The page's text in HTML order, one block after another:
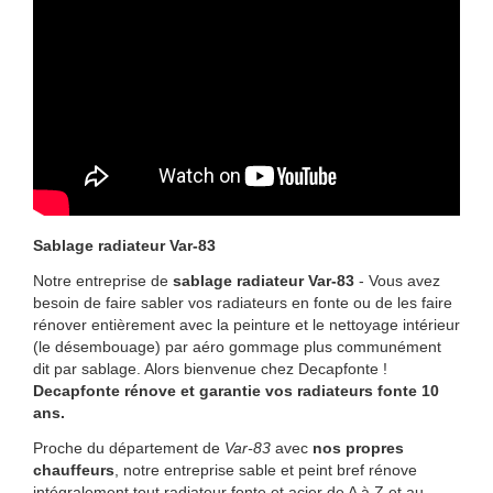
Sablage radiateur Var-83
Notre entreprise de sablage radiateur Var-83 - Vous avez
besoin de faire sabler vos radiateurs en fonte ou de les faire
rénover entièrement avec la peinture et le nettoyage intérieur
(le désembouage) par aéro gommage plus communément
dit par sablage. Alors bienvenue chez Decapfonte !
Decapfonte rénove et garantie vos radiateurs fonte 10
ans.
Proche du département de Var-83 avec nos propres
chauffeurs , notre entreprise sable et peint bref rénove